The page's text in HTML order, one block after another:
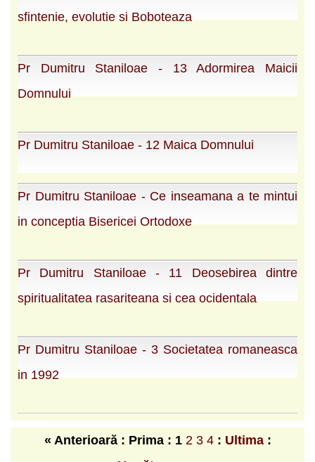
sfintenie, evolutie si Boboteaza
Pr Dumitru Staniloae - 13 Adormirea Maicii
Domnului
Pr Dumitru Staniloae - 12 Maica Domnului
Pr Dumitru Staniloae - Ce inseamana a te mintui
in conceptia Bisericei Ortodoxe
Pr Dumitru Staniloae - 11 Deosebirea dintre
spiritualitatea rasariteana si cea ocidentala
Pr Dumitru Staniloae - 3 Societatea romaneasca
in 1992
« Anterioară : Prima : 1 2 3 4 : Ultima: